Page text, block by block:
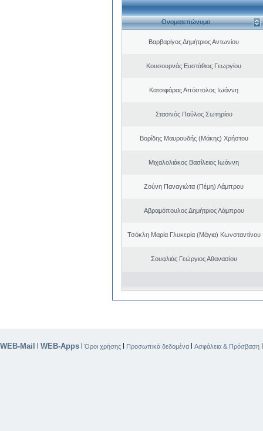
Ονοματεπώνυμο
Βαρβαρίγος Δημήτριος Αντωνίου
Κουσουρνάς Ευστάθιος Γεωργίου
Κατσιφάρας Απόστολος Ιωάννη
Στασινός Παύλος Σωτηρίου
Βορίδης Μαυρουδής (Μάκης) Χρήστου
Μιχαλολιάκος Βασίλειος Ιωάννη
Ζούνη Παναγιώτα (Πέμη) Λάμπρου
Αβραμόπουλος Δημήτριος Λάμπρου
Τσόκλη Μαρία Γλυκερία (Μάγια) Κωνσταντίνου
Σουφλιάς Γεώργιος Αθανασίου
WEB-Mail | WEB-Apps |Όροι χρήσης | Προσωπικά δεδομένα | Ασφάλεια & Πρόσβαση